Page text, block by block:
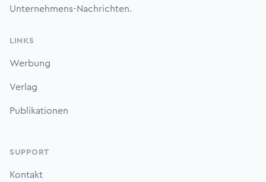
Unternehmens-Nachrichten.
LINKS
Werbung
Verlag
Publikationen
SUPPORT
Kontakt